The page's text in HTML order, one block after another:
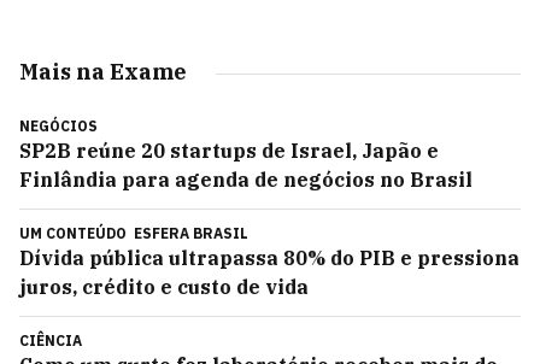
Mais na Exame
NEGÓCIOS
SP2B reúne 20 startups de Israel, Japão e
Finlândia para agenda de negócios no Brasil
UM CONTEÚDO ESFERA BRASIL
Dívida pública ultrapassa 80% do PIB e pressiona
juros, crédito e custo de vida
CIÊNCIA